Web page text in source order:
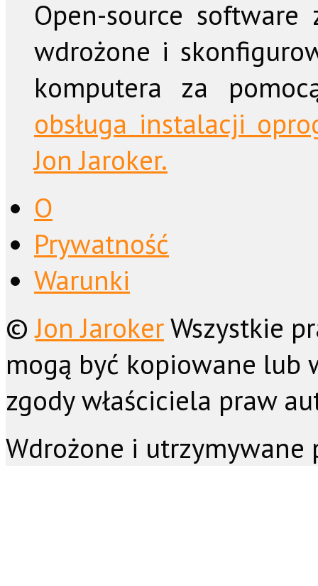
Open-source
wdrożone i
komputera za
obsługa instalacji
Jon Jaroker.
O
Prywatność
Warunki
©Jon JarokerWszystkie
mogą być kopiowane lub
zgody właściciela praw
Wdrożone i utrzymywane